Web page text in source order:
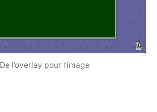
De l’overlay pour l’image